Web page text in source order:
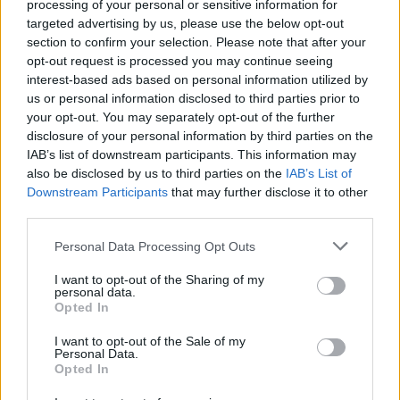
processing of your personal or sensitive information for
targeted advertising by us, please use the below opt-out
section to confirm your selection. Please note that after your
opt-out request is processed you may continue seeing
interest-based ads based on personal information utilized by
us or personal information disclosed to third parties prior to
your opt-out. You may separately opt-out of the further
disclosure of your personal information by third parties on the
IAB’s list of downstream participants. This information may
also be disclosed by us to third parties on the IAB’s List of
Downstream Participants that may further disclose it to other
Personal Data Processing Opt Outs
I want to opt-out of the Sharing of my
personal data.
Opted In
I want to opt-out of the Sale of my
Personal Data.
Opted In
Temelín má stále problémy se spuštěním
6.2.2001 12:45 | Praha (ČIA)
Spuštění zkušebního provozu prvního bloku jaderné elektrárny
Temelín je stále doprovázeno technickými problémy. Původní
závada měla být odstraněna do včerejšího dne, avšak nebyla.
"Počítáme s tím, že Temelín neuvedeme do komerčního provozu v
květnu, ale v červnu," prohlásil mluvčí elektrárny Milan Nebesář.
Největší problémy jsou způsobeny kvůli turbíně, která vyrábí
elektřinu. Nejprve technici zjistili, že přívodní turbína příliš vibruje a
že právě kvůli tomu je třeba uspíšit plánovanou odstávku prvního
bloku. "V tuto chvíli je vadný díl potrubí vyřazen, přivezen stejný díl
z druhého bloku a začíná jeho montáž," uvedl dále mluvčí Nebesář
a dodal, že zkoušky prvního bloku by měly být obnoveny až kolem
Zastaví ministr Kužvart práci na kodexu ekologických
zákonů?
Ke konci druhé ze tří etap práce na "Kodexu životního prostředí"
údajně hrozí, že projekt bude z iniciativy
ministra životního
prostředíKužvarta zastaven. Od září roku 1999 pracuje nevládní